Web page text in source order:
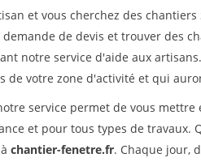
et vous cherchez des
de devis et trouver des
notre service d'aide aux
de votre zone d'activité et qui
service permet de vous
et pour tous types de travaux.
chantier-fenetre.fr. Chaque jour,